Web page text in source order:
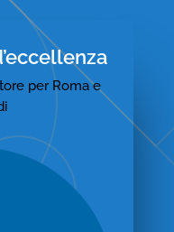
per Roma e